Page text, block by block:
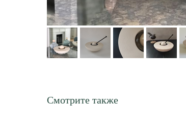
Смотрите также